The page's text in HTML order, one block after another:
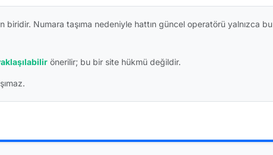
Numara taşıma nedeniyle hattın güncel operatörü yalnızca bu
önerilir; bu bir site hükmü değildir.